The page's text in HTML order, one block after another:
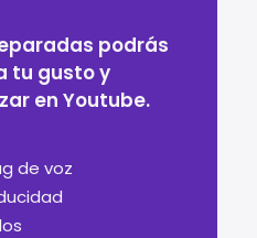
podrás
tu gusto y
en Youtube.
de voz